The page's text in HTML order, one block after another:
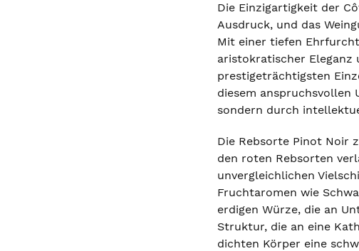
Die Einzigartigkeit der
Ausdruck, und das
Mit einer tiefen
aristokratischer Eleganz
prestigeträchtigsten
diesem anspruchsvollen
sondern durch
Die Rebsorte Pinot Noir
den roten Rebsorten
unvergleichlichen
Fruchtaromen wie
erdigen Würze, die an
Struktur, die an eine
dichten Körper eine